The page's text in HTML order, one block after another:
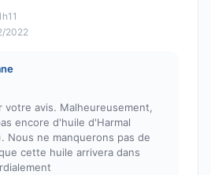
2022
votre avis. Malheureusement,
encore d'huile d'Harmal
Nous ne manquerons pas de
cette huile arrivera dans